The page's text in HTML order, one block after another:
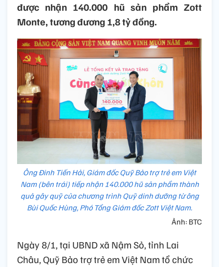
được nhận 140.000 hũ sản phẩm Zott
Monte, tương đương 1,8 tỷ đồng.
Ông Đinh Tiến Hải, Giám đốc Quỹ Bảo trợ trẻ em Việt
Nam (bên trái) tiếp nhận 140.000 hũ sản phẩm thành
quả gây quỹ của chương trình Quỹ dinh dưỡng từ ông
Bùi Quốc Hùng, Phó Tổng Giám đốc Zott Việt Nam.
Ảnh: BTC
Ngày 8/1, tại UBND xã Nậm Sỏ, tỉnh Lai
Châu, Quỹ Bảo trợ trẻ em Việt Nam tổ chức